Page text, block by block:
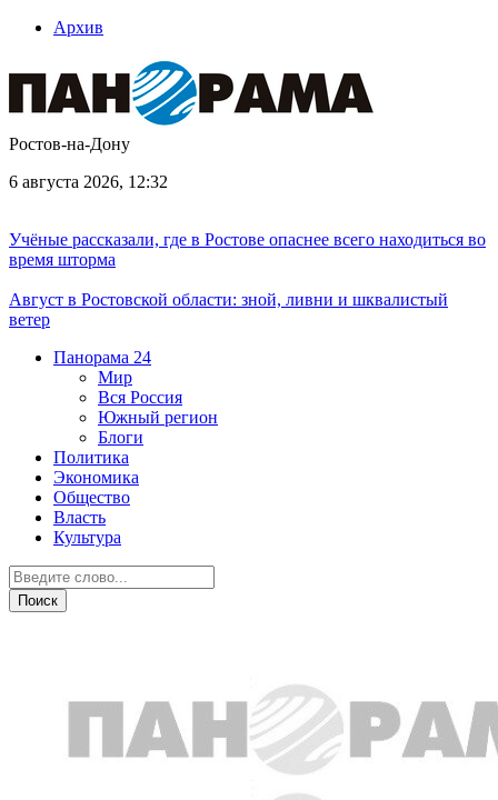
Архив
Ростов-на-Дону
6 августа 2026, 12:32
Учёные рассказали, где в Ростове опаснее всего находиться во
время шторма
Август в Ростовской области: зной, ливни и шквалистый
ветер
Панорама 24
Мир
Вся Россия
Южный регион
Блоги
Политика
Экономика
Общество
Власть
Культура